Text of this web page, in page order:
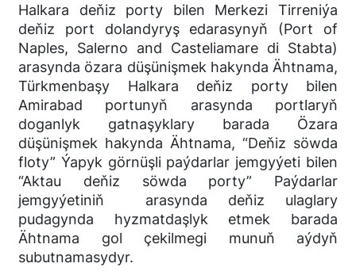
Halkara deňiz porty bilen Merkezi Tirreniýa
deňiz port dolandyryş edarasynyň (Port of
Naples, Salerno and Casteliamare di Stabta)
arasynda özara düşünişmek hakynda Ähtnama,
Türkmenbaşy Halkara deňiz porty bilen
Amirabad portunyň arasynda portlaryň
doganlyk gatnaşyklary barada Özara
düşünişmek hakynda Ähtnama, “Deňiz söwda
floty” Ýapyk görnüşli paýdarlar jemgyýeti bilen
“Aktau deňiz söwda porty” Paýdarlar
jemgyýetiniň arasynda deňiz ulaglary
pudagynda hyzmatdaşlyk etmek barada
Ähtnama gol çekilmegi munuň aýdyň
subutnamasydyr.